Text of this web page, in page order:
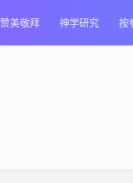
赞美敬拜 神学研究 按